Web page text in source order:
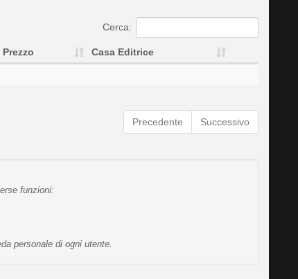
Cerca:
Prezzo Casa Editrice
Precedente
Successivo
funzioni:
personale di ogni utente.